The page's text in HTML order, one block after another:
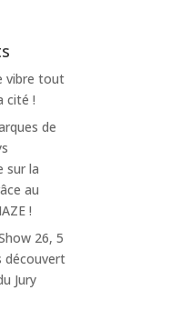
vibre tout
cité !
de
sur la
au
!
26, 5
découvert
Jury